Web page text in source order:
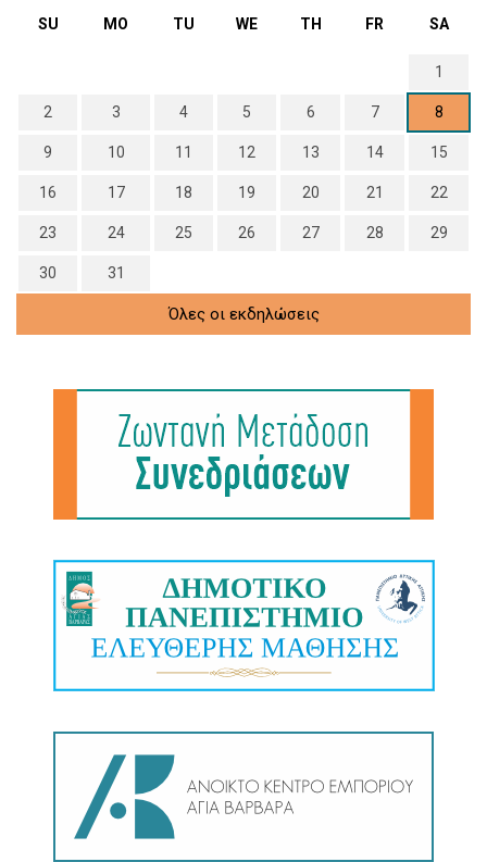
SU MO TU WE TH FR SA
1
2 3 4 5 6 7 8
9 10 11 12 13 14 15
16 17 18 19 20 21 22
23 24 25 26 27 28 29
30 31
Όλες οι εκδηλώσεις